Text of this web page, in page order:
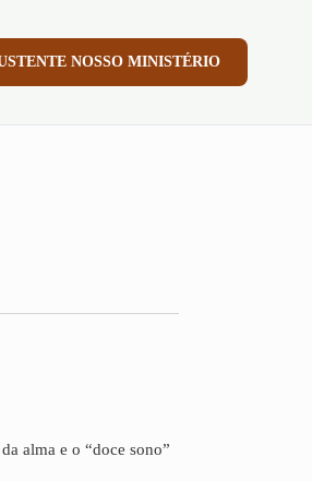
NOSSO MINISTÉRIO
alma e o “doce sono”